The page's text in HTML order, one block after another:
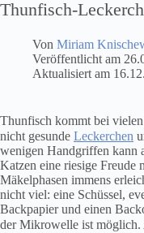
Thunfisch-
Von Miriam
Veröffentlicht am
Aktualisiert am
Thunfisch kommt bei
nicht gesunde Leckerchen
wenigen Handgriffen kann
Katzen eine riesige Freude
Mäkelphasen immens
nicht viel: eine Schüssel,
Backpapier und einen
der Mikrowelle ist